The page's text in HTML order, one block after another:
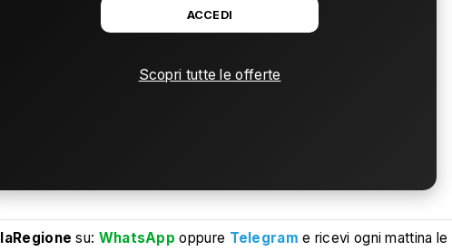
ACCEDI
Scopri tutte le offerte
laRegione su: WhatsApp oppure Telegram e ricevi ogni mattina le